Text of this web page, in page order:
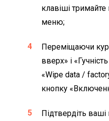
клавіші
меню;
Переміщаючи
вверх» і
«Wipe data /
кнопку
Підтвердіть